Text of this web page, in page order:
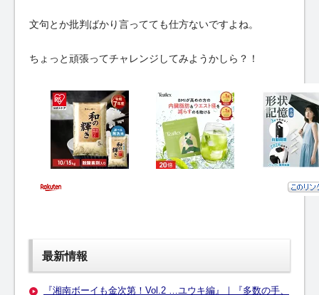
文句とか批判ばかり言ってても仕方ないですよね。
ちょっと頑張ってチャレンジしてみようかしら？！
最新情報
『湘南ボーイも金次第！Vol.2 …ユウキ編』｜『多数の手、